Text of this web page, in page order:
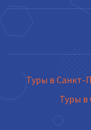
Туры в Санкт-
Туры в